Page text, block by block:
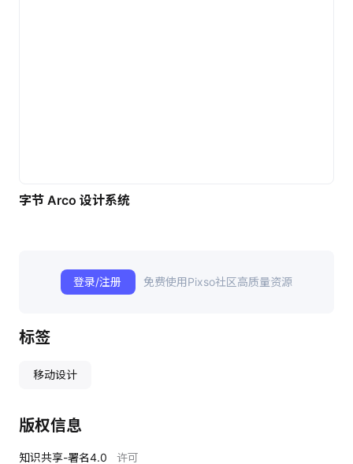
字节 Arco 设计系统
登录/注册 免费使用Pixso社区高质量资源
标签
移动设计
版权信息
知识共享-署名4.0 许可